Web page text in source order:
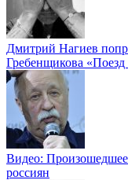
Дмитрий Нагиев
Гребенщикова «Поезд
Видео:
россиян